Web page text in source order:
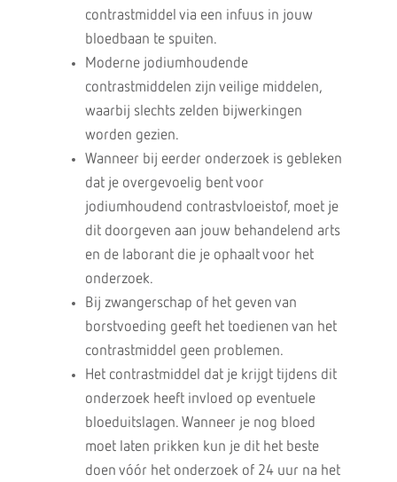
contrastmiddel via een infuus in jouw
bloedbaan te spuiten.
Moderne jodiumhoudende
contrastmiddelen zijn veilige middelen,
waarbij slechts zelden bijwerkingen
worden gezien.
Wanneer bij eerder onderzoek is gebleken
dat je overgevoelig bent voor
jodiumhoudend contrastvloeistof, moet je
dit doorgeven aan jouw behandelend arts
en de laborant die je ophaalt voor het
onderzoek.
Bij zwangerschap of het geven van
borstvoeding geeft het toedienen van het
contrastmiddel geen problemen.
Het contrastmiddel dat je krijgt tijdens dit
onderzoek heeft invloed op eventuele
bloeduitslagen. Wanneer je nog bloed
moet laten prikken kun je dit het beste
doen vóór het onderzoek of 24 uur na het